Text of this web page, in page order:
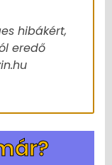
hibákért,
eredő